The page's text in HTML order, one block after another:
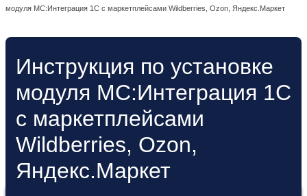
модуля МС:Интеграция 1С с маркетплейсами Wildberries, Ozon, Яндекс.Маркет
Инструкция по установке
модуля МС:Интеграция 1С
с маркетплейсами
Wildberries, Ozon,
Яндекс.Маркет